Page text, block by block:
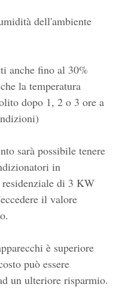
dell'ambiente
anche fino al 30%
la temperatura
dopo 1, 2 o 3 ore a
sarà possibile tenere
in
residenziale di 3 KW
il valore
è superiore
può essere
un ulteriore risparmio.